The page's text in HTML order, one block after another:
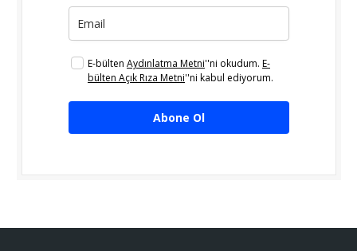
E-bülten Aydınlatma Metni''ni okudum. E-
bülten Açık Rıza Metni''ni kabul ediyorum.
Abone Ol